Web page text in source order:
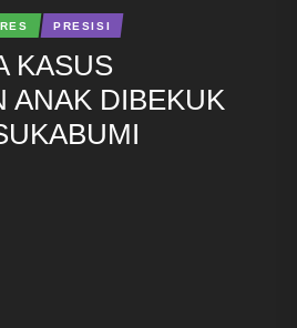
PRESISI
KASUS
ANAK DIBEKUK